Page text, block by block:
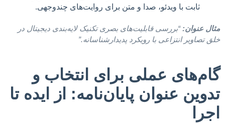
ثابت با ویدئو، صدا و متن برای روایت‌های چندوجهی.
مثال عنوان: “بررسی قابلیت‌های بصری تکنیک لایه‌بندی دیجیتال در
خلق تصاویر انتزاعی با رویکرد پدیدارشناسانه.”
گام‌های عملی برای انتخاب و
تدوین عنوان پایان‌نامه: از ایده تا
اجرا